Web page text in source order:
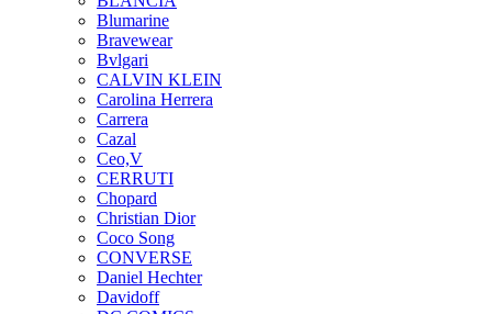
Blumarine
Bravewear
Bvlgari
CALVIN KLEIN
Carolina Herrera
Carrera
Cazal
Ceo,V
CERRUTI
Chopard
Christian Dior
Coco Song
CONVERSE
Daniel Hechter
Davidoff